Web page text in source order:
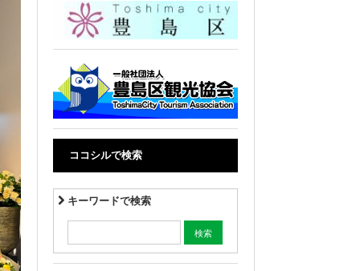
ココシルで検索
キーワードで検索